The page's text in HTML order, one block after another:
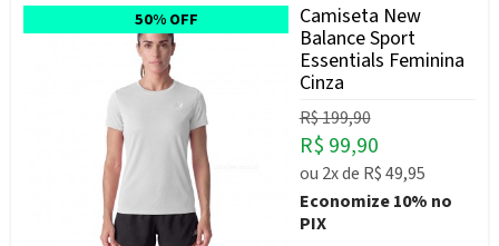
50% OFF
Camiseta New
Balance Sport
Essentials Feminina
Cinza
R$ 199,90
R$ 99,90
ou 2xde R$ 49,95
Economize10% no
PIX